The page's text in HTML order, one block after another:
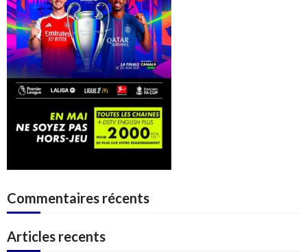
Commentaires récents
Articles recents